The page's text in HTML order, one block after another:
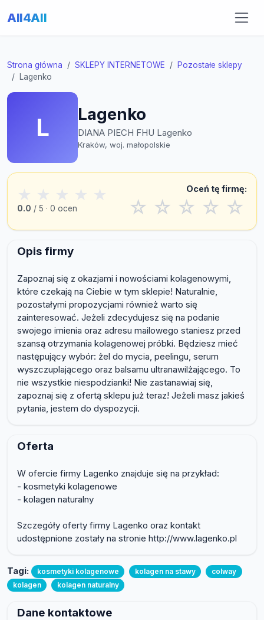
All4All
Strona główna SKLEPY INTERNETOWE
Pozostałe sklepy
Lagenko
L Lagenko
DIANA PIECH FHU Lagenko
Kraków, woj. małopolskie
★ ★ ★ ★ ★
0.0 / 5 · 0 ocen
Oceń tę firmę:
☆ ☆ ☆ ☆ ☆
Opis firmy
Zapoznaj się z okazjami i nowościami kolagenowymi,
które czekają na Ciebie w tym sklepie! Naturalnie,
pozostałymi propozycjami również warto się
zainteresować. Jeżeli zdecydujesz się na podanie
swojego imienia oraz adresu mailowego staniesz przed
szansą otrzymania kolagenowej próbki. Będziesz mieć
następujący wybór: żel do mycia, peelingu, serum
wyszczuplającego oraz balsamu ultranawilżającego. To
nie wszystkie niespodzianki! Nie zastanawiaj się,
zapoznaj się z ofertą sklepu już teraz! Jeżeli masz jakieś
pytania, jestem do dyspozycji.
Oferta
W ofercie firmy Lagenko znajduje się na przykład:
- kosmetyki kolagenowe
- kolagen naturalny
Szczegóły oferty firmy Lagenko oraz kontakt
udostępnione zostały na stronie http://www.lagenko.pl
Tagi: kosmetyki kolagenowe kolagen na stawy
colway
kolagen
kolagen naturalny
Dane kontaktowe